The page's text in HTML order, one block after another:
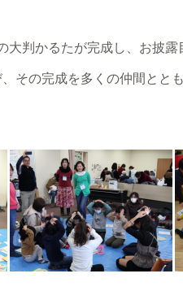
大判かるたが完成し、お披露
その完成を多くの仲間とと